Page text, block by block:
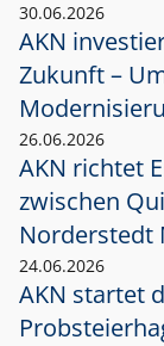
30.06.2026
AKN
Zukunft –
26.06.2026
AKN richtet
zwischen
Norderstedt
24.06.2026
AKN startet